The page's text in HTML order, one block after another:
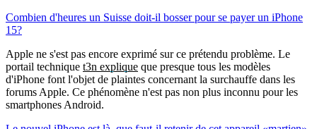
Combien d'heures un Suisse doit-il bosser pour se payer un iPhone
15?
Apple ne s'est pas encore exprimé sur ce prétendu problème. Le
portail technique t3n explique que presque tous les modèles
d'iPhone font l'objet de plaintes concernant la surchauffe dans les
forums Apple. Ce phénomène n'est pas non plus inconnu pour les
smartphones Android.